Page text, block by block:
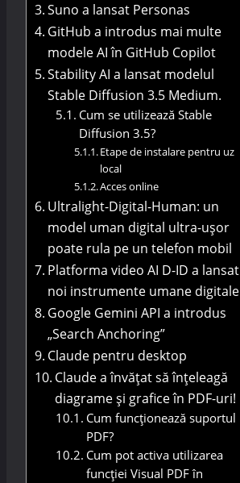
Suno a lansat Personas
GitHub a introdus mai multe
modele AI în GitHub Copilot
Stability AI a lansat modelul
Stable Diffusion 3.5 Medium.
Cum se utilizează Stable
Diffusion 3.5?
Etape de instalare pentru uz
local
Acces online
Ultralight-Digital-Human: un
model uman digital ultra-ușor
poate rula pe un telefon mobil
Platforma video AI D-ID a lansat
noi instrumente umane digitale
Google Gemini API a introdus
„Search Anchoring”
Claude pentru desktop
Claude a învățat să înțeleagă
diagrame și grafice în PDF-uri!
Cum funcționează suportul
PDF?
Cum pot activa utilizarea
funcției Visual PDF în